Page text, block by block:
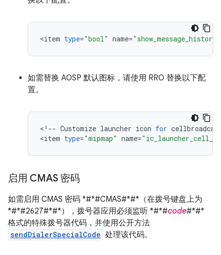
<item type="bool" name=
如需替换 AOSP 默认图标，请使用 RRO 替换以下配
置。
< ! -- Customize launcher icon for
<item type="mipmap" name=
启用 CMAS 密码
如需启用 CMAS 密码 *#*#CMAS#*#*（在拨号键盘上为
*#*#2627#*#*），拨号器应用必须监听 *#*#code#*#*
格式的特殊拨号器代码，并使用公开方法
sendDialerSpecialCode 处理该代码。